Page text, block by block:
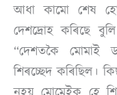
আধা কামো শেষ
দেশদ্ৰোহ কৰিছে
“দেশতকৈ মোমাই
শিৰচ্ছেদ কৰিছিল।